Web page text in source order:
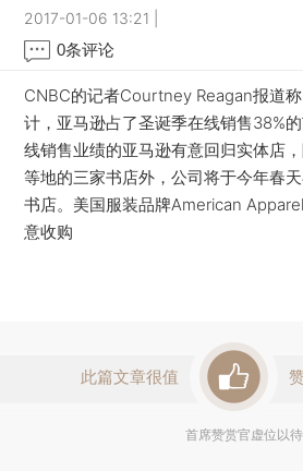
2017-01-06 13:21
0条评论
CNBC的记者Courtney Reagan报道
计，亚马逊占了圣诞季在线销售38%
线销售业绩的亚马逊有意回归实体店
等地的三家书店外，公司将于今年春
书店。美国服装品牌American
意收购
此篇文章很值
首席赞赏官虚位以待